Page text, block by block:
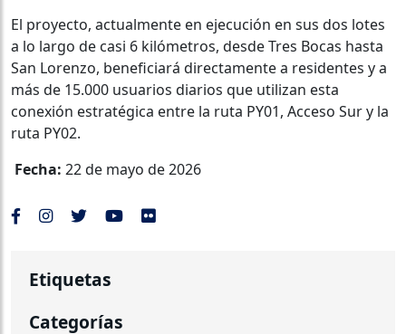
El proyecto, actualmente en ejecución en sus dos lotes
a lo largo de casi 6 kilómetros, desde Tres Bocas hasta
San Lorenzo, beneficiará directamente a residentes y a
más de 15.000 usuarios diarios que utilizan esta
conexión estratégica entre la ruta PY01, Acceso Sur y la
ruta PY02.
Fecha: 22 de mayo de 2026
Etiquetas
Categorías